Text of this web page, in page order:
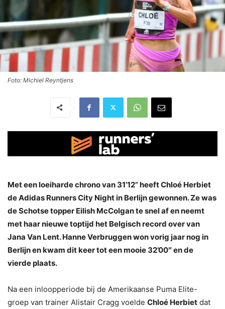
Foto: Michiel Reyntjens
Met een loeiharde chrono van 31’12” heeft Chloé Herbiet
de Adidas Runners City Night in Berlijn gewonnen. Ze was
de Schotse topper Eilish McColgan te snel af en neemt
met haar nieuwe toptijd het Belgisch record over van
Jana Van Lent. Hanne Verbruggen won vorig jaar nog in
Berlijn en kwam dit keer tot een mooie 32’00″ en de
vierde plaats.
Na een inloopperiode bij de Amerikaanse Puma Elite-
groep van trainer Alistair Cragg voelde Chloé Herbiet dat